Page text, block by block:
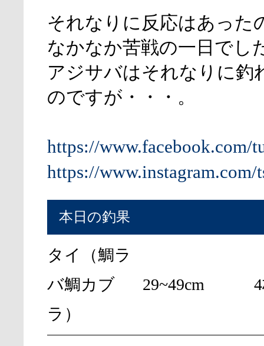
それなりに反応はあった
なかなか苦戦の一日でし
アジサバはそれなりに釣
のですが・・・。
https://www.facebook.com/
https://www.instagram.com/
本日の釣果
タイ（鯛ラ
バ鯛カブ
ラ）
29~49cm